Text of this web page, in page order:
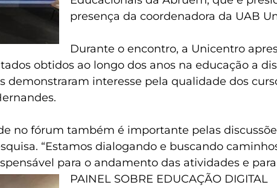
presença da coordenadora da UAB
Durante o encontro, a Unicentro
obtidos ao longo dos anos na educação a
demonstraram interesse pela qualidade dos
no fórum também é importante pelas
“Estamos dialogando e buscando
para o andamento das atividades e
PAINEL SOBRE EDUCAÇÃO DIGITAL